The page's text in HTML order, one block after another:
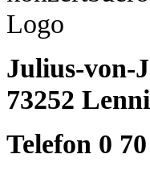
Julius-von-
73252
Telefon 0